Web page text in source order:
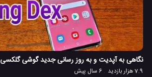
نگاهی به آپدیت و به روز رسانی جدید گوشی گلکسی S10 سامسونگ
7.9 هزار بازدید 6 سال پیش